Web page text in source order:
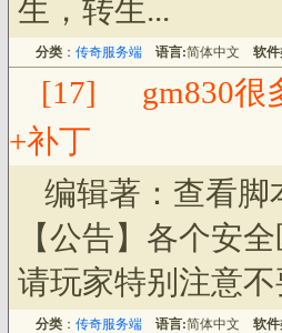
生，转生...
分类： 传奇服务端 语言:简体中文 软
[17]
gm830很
+补丁
编辑著：查看脚
【公告】各个安
请玩家特别注意
分类： 传奇服务端 语言:简体中文 软